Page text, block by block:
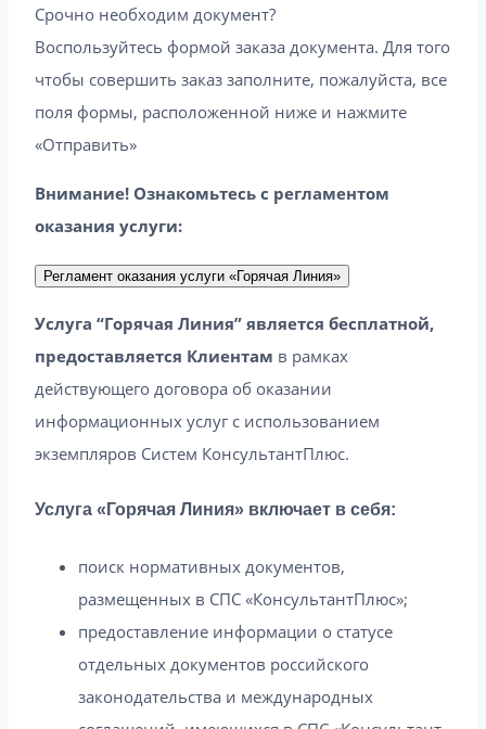
Срочно необходим документ?
Воспользуйтесь формой заказа документа. Для того
чтобы совершить заказ заполните, пожалуйста, все
поля формы, расположенной ниже и нажмите
«Отправить»
Внимание! Ознакомьтесь с регламентом
оказания услуги:
Регламент оказания услуги «Горячая Линия»
Услуга “Горячая Линия” является бесплатной,
предоставляется Клиентам в рамках
действующего договора об оказании
информационных услуг с использованием
экземпляров Систем КонсультантПлюс.
Услуга «Горячая Линия» включает в себя:
поиск нормативных документов,
размещенных в СПС «КонсультантПлюс»;
предоставление информации о статусе
отдельных документов российского
законодательства и международных